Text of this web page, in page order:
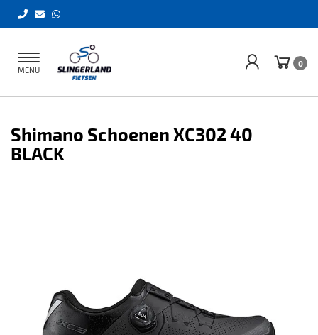
Toggle
navigation
MENU
0
Shimano Schoenen XC302 40
BLACK